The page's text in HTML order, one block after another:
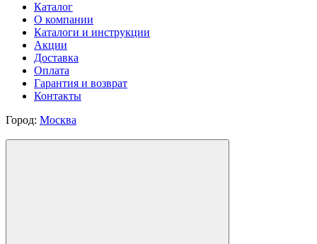
Каталог
О компании
Каталоги и инструкции
Акции
Доставка
Оплата
Гарантия и возврат
Контакты
Город: Москва